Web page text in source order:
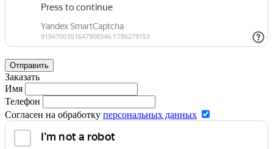
Отправить
Заказать
Имя
Телефон
Согласен на обработку персональных данных